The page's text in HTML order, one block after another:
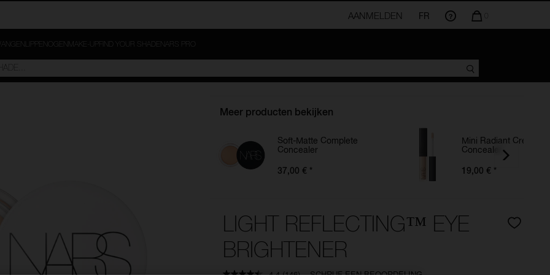
AANMELDEN FR
MAKE-UP FIND YOUR SHADE NARS PRO
Meer producten bekijken
Soft-Matte Complete
Concealer
37,00 € *
Mini Radiant Creamy
Concealer
19,00 € *
LIGHT REFLECTING™ EYE
BRIGHTENER